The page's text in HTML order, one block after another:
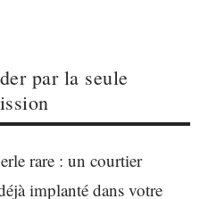
par la seule
rare : un courtier
implanté dans votre